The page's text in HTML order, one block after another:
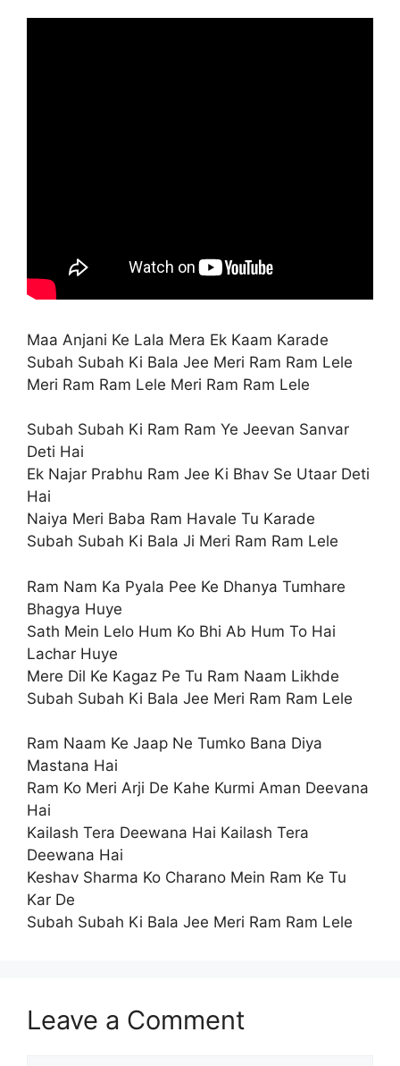
Maa Anjani Ke Lala Mera Ek Kaam Karade
Subah Subah Ki Bala Jee Meri Ram Ram Lele
Meri Ram Ram Lele Meri Ram Ram Lele
Subah Subah Ki Ram Ram Ye Jeevan Sanvar
Deti Hai
Ek Najar Prabhu Ram Jee Ki Bhav Se Utaar Deti
Hai
Naiya Meri Baba Ram Havale Tu Karade
Subah Subah Ki Bala Ji Meri Ram Ram Lele
Ram Nam Ka Pyala Pee Ke Dhanya Tumhare
Bhagya Huye
Sath Mein Lelo Hum Ko Bhi Ab Hum To Hai
Lachar Huye
Mere Dil Ke Kagaz Pe Tu Ram Naam Likhde
Subah Subah Ki Bala Jee Meri Ram Ram Lele
Ram Naam Ke Jaap Ne Tumko Bana Diya
Mastana Hai
Ram Ko Meri Arji De Kahe Kurmi Aman Deevana
Hai
Kailash Tera Deewana Hai Kailash Tera
Deewana Hai
Keshav Sharma Ko Charano Mein Ram Ke Tu
Kar De
Subah Subah Ki Bala Jee Meri Ram Ram Lele
Leave a Comment